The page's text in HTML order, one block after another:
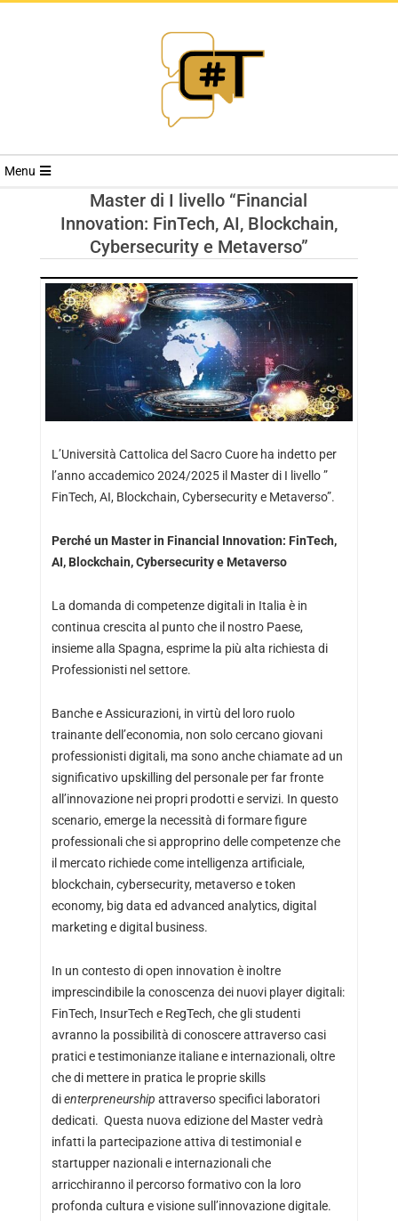
RIVISTA
TRENDS
Menu
Master di I livello “Financial
Innovation: FinTech, AI, Blockchain,
Cybersecurity e Metaverso”
L’Università Cattolica del Sacro Cuore ha indetto per
l’anno accademico 2024/2025 il Master di I livello ”
FinTech, AI, Blockchain, Cybersecurity e Metaverso”.
Perché un Master in Financial Innovation: FinTech,
AI, Blockchain, Cybersecurity e Metaverso
La domanda di competenze digitali in Italia è in
continua crescita al punto che il nostro Paese,
insieme alla Spagna, esprime la più alta richiesta di
Professionisti nel settore.
Banche e Assicurazioni, in virtù del loro ruolo
trainante dell’economia, non solo cercano giovani
professionisti digitali, ma sono anche chiamate ad un
significativo upskilling del personale per far fronte
all’innovazione nei propri prodotti e servizi. In questo
scenario, emerge la necessità di formare figure
professionali che si approprino delle competenze che
il mercato richiede come intelligenza artificiale,
blockchain, cybersecurity, metaverso e token
economy, big data ed advanced analytics, digital
marketing e digital business.
In un contesto di open innovation è inoltre
imprescindibile la conoscenza dei nuovi player digitali:
FinTech, InsurTech e RegTech, che gli studenti
avranno la possibilità di conoscere attraverso casi
pratici e testimonianze italiane e internazionali, oltre
che di mettere in pratica le proprie skills
dienterpreneurship attraverso specifici laboratori
dedicati. Questa nuova edizione del Master vedrà
infatti la partecipazione attiva di testimonial e
startupper nazionali e internazionali che
arricchiranno il percorso formativo con la loro
profonda cultura e visione sull’innovazione digitale.